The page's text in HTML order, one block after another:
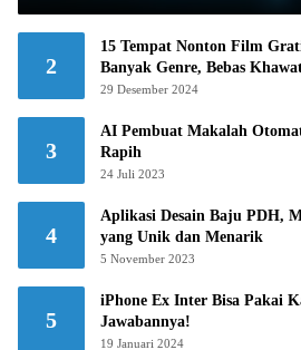
2
15 Tempat Nonton Film
Banyak Genre, Bebas
29 Desember 2024
3
AI Pembuat Makalah
Rapih
24 Juli 2023
4
Aplikasi Desain Baju PDH,
yang Unik dan Menarik
5 November 2023
5
iPhone Ex Inter Bisa Pakai
Jawabannya!
19 Januari 2024